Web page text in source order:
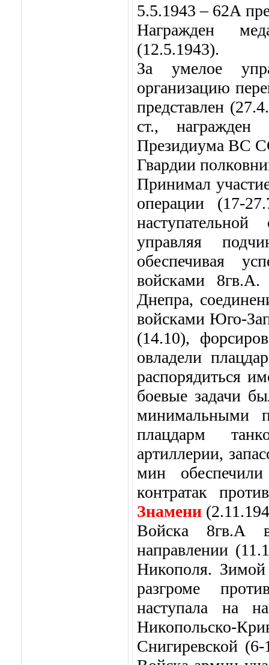
5.5.1943 – 62А
Награжден
(12.5.1943).
За умелое
организацию
представлен
ст.,
Президиума ВС
Гвардии
Принимал
операции (17-
управляя
обеспечивая
войсками 8гв.А.
Днепра,
войсками Юго-
(14.10),
овладели
распорядиться
боевые задачи
минимальными
плацдарм
артиллерии,
мин
контратак
Знамени
Войска 8гв.А
направлении
Никополя. Зимой
разгроме
наступала на
Никопольско-
Снигиревской